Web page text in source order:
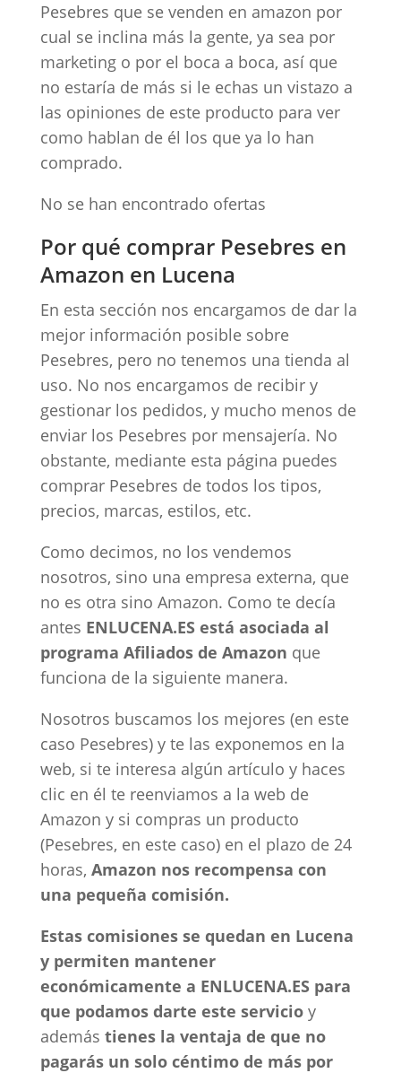
Pesebres que se venden en amazon por
cual se inclina más la gente, ya sea por
marketing o por el boca a boca, así que
no estaría de más si le echas un vistazo a
las opiniones de este producto para ver
como hablan de él los que ya lo han
comprado.
No se han encontrado ofertas
Por qué comprar Pesebres en
Amazon en Lucena
En esta sección nos encargamos de dar la
mejor información posible sobre
Pesebres, pero no tenemos una tienda al
uso. No nos encargamos de recibir y
gestionar los pedidos, y mucho menos de
enviar los Pesebres por mensajería. No
obstante, mediante esta página puedes
comprar Pesebres de todos los tipos,
precios, marcas, estilos, etc.
Como decimos, no los vendemos
nosotros, sino una empresa externa, que
no es otra sino Amazon. Como te decía
antes ENLUCENA.ES está asociada al
programa Afiliados de Amazon que
funciona de la siguiente manera.
Nosotros buscamos los mejores (en este
caso Pesebres) y te las exponemos en la
web, si te interesa algún artículo y haces
clic en él te reenviamos a la web de
Amazon y si compras un producto
(Pesebres, en este caso) en el plazo de 24
horas, Amazon nos recompensa con
una pequeña comisión.
Estas comisiones se quedan en Lucena
y permiten mantener
económicamente a ENLUCENA.ES para
que podamos darte este servicioy
además tienes la ventaja de que no
pagarás un solo céntimo de más por